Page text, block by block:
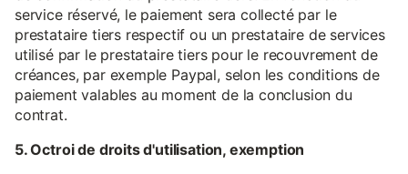
service réservé, le paiement sera collecté par le
prestataire tiers respectif ou un prestataire de services
utilisé par le prestataire tiers pour le recouvrement de
créances, par exemple Paypal, selon les conditions de
paiement valables au moment de la conclusion du
contrat.
5. Octroi de droits d'utilisation, exemption